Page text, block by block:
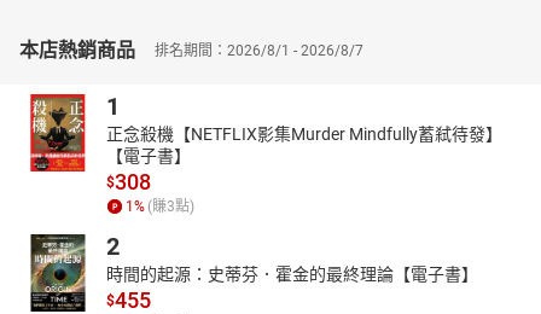
本店熱銷商品 排名期間：2026/8/1 - 2026/8/7
1
正念殺機【NETFLIX影集Murder Mindfully蓄弒待發】
【電子書】
$308
1% (賺3點)
2
時間的起源：史蒂芬．霍金的最終理論【電子書】
$455